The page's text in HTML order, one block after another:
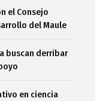
el Consejo
del Maule
buscan derribar
en ciencia